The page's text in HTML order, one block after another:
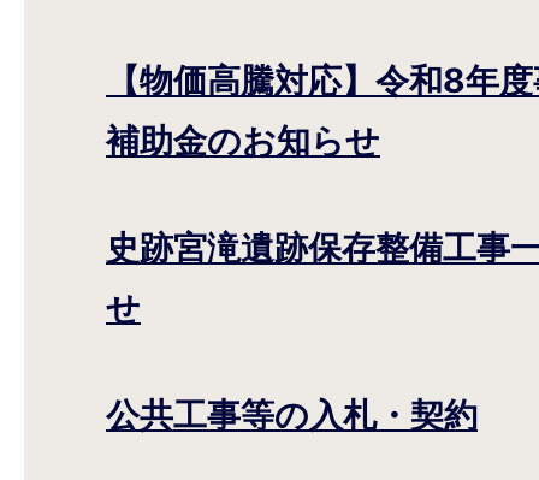
【物価高騰対応】令和8年
補助金のお知らせ
史跡宮滝遺跡保存整備工事
せ
公共工事等の入札・契約